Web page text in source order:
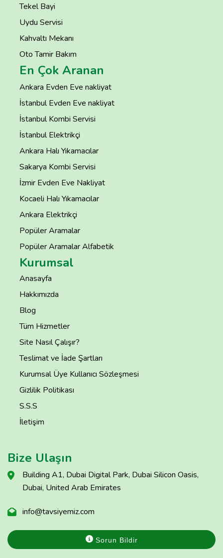
Tekel Bayi
Uydu Servisi
Kahvaltı Mekanı
Oto Tamir Bakım
En Çok Aranan
Ankara Evden Eve nakliyat
İstanbul Evden Eve nakliyat
İstanbul Kombi Servisi
İstanbul Elektrikçi
Ankara Halı Yıkamacılar
Sakarya Kombi Servisi
İzmir Evden Eve Nakliyat
Kocaeli Halı Yıkamacılar
Ankara Elektrikçi
Popüler Aramalar
Popüler Aramalar Alfabetik
Kurumsal
Anasayfa
Hakkımızda
Blog
Tüm Hizmetler
Site Nasıl Çalışır?
Teslimat ve İade Şartları
Kurumsal Üye Kullanıcı Sözleşmesi
Gizlilik Politikası
S.S.S
İletişim
Bize Ulaşın
Building A1, Dubai Digital Park, Dubai Silicon Oasis,
Dubai, United Arab Emirates
info@tavsiyemiz.com
Sorun Bildir